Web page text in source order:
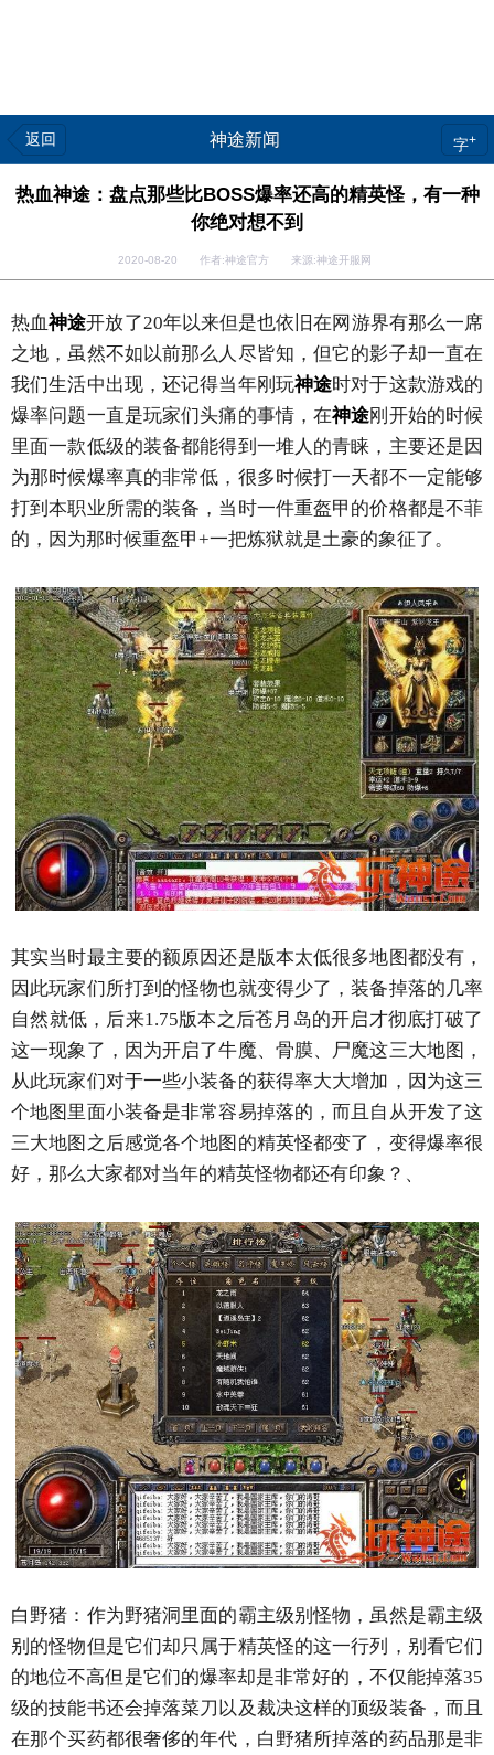
返回 神途新闻 字+
热血神途：盘点那些比BOSS爆率还高的精英怪，有一种
你绝对想不到
2020-08-20 作者:神途官方 来源:神途开服网
热血神途开放了20年以来但是也依旧在网游界有那么一席
之地，虽然不如以前那么人尽皆知，但它的影子却一直在
我们生活中出现，还记得当年刚玩神途时对于这款游戏的
爆率问题一直是玩家们头痛的事情，在神途刚开始的时候
里面一款低级的装备都能得到一堆人的青睐，主要还是因
为那时候爆率真的非常低，很多时候打一天都不一定能够
打到本职业所需的装备，当时一件重盔甲的价格都是不菲
的，因为那时候重盔甲+一把炼狱就是土豪的象征了。
其实当时最主要的额原因还是版本太低很多地图都没有，
因此玩家们所打到的怪物也就变得少了，装备掉落的几率
自然就低，后来1.75版本之后苍月岛的开启才彻底打破了
这一现象了，因为开启了牛魔、骨膜、尸魔这三大地图，
从此玩家们对于一些小装备的获得率大大增加，因为这三
个地图里面小装备是非常容易掉落的，而且自从开发了这
三大地图之后感觉各个地图的精英怪都变了，变得爆率很
好，那么大家都对当年的精英怪物都还有印象？、
白野猪：作为野猪洞里面的霸主级别怪物，虽然是霸主级
别的怪物但是它们却只属于精英怪的这一行列，别看它们
的地位不高但是它们的爆率却是非常好的，不仅能掉落35
级的技能书还会掉落菜刀以及裁决这样的顶级装备，而且
在那个买药都很奢侈的年代，白野猪所掉落的药品那是非